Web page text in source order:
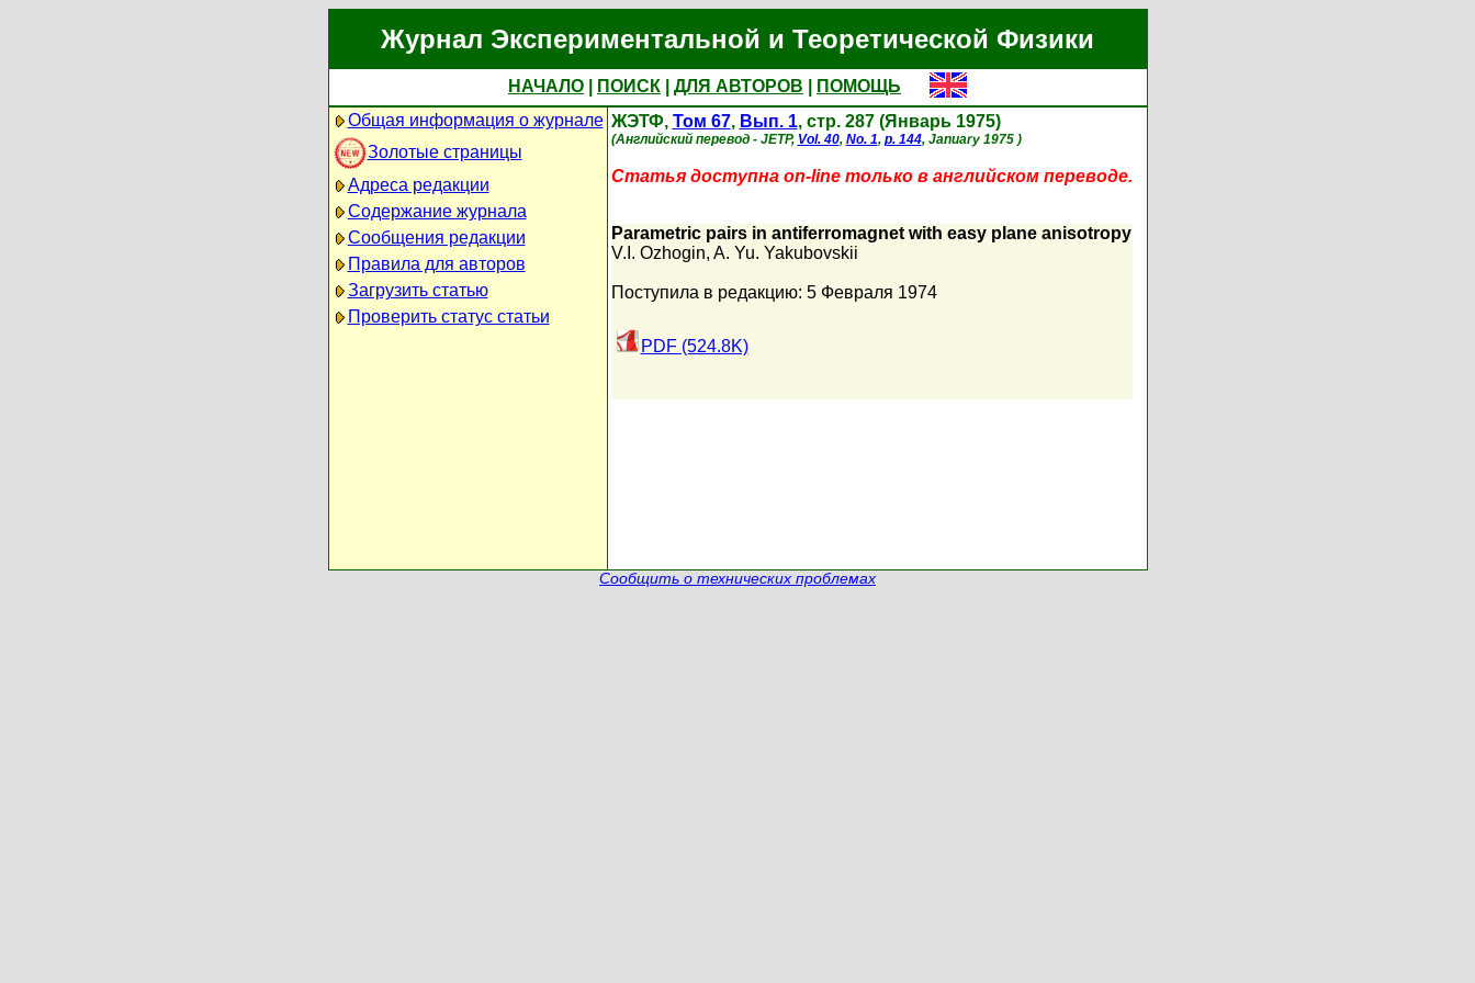
Журнал Экспериментальной и Теоретической Физики
НАЧАЛО ПОИСК ДЛЯ АВТОРОВ
ПОМОЩЬ
Общая информация о журнале
Золотые страницы
Адреса редакции
Содержание журнала
Сообщения редакции
Правила для авторов
Загрузить статью
Проверить статус статьи
ЖЭТФ, Том 67, Вып. 1, стр. 287 (Январь 1975)
(Английский перевод - JETP, Vol. 40, No. 1, p. 144, January 1975 )
Статья доступна on-line только в английском переводе.
Parametric pairs in antiferromagnet with easy plane anisotropy
V.I. Ozhogin, A. Yu. Yakubovskii
Поступила в редакцию: 5 Февраля 1974
PDF (524.8K)
Сообщить о технических проблемах